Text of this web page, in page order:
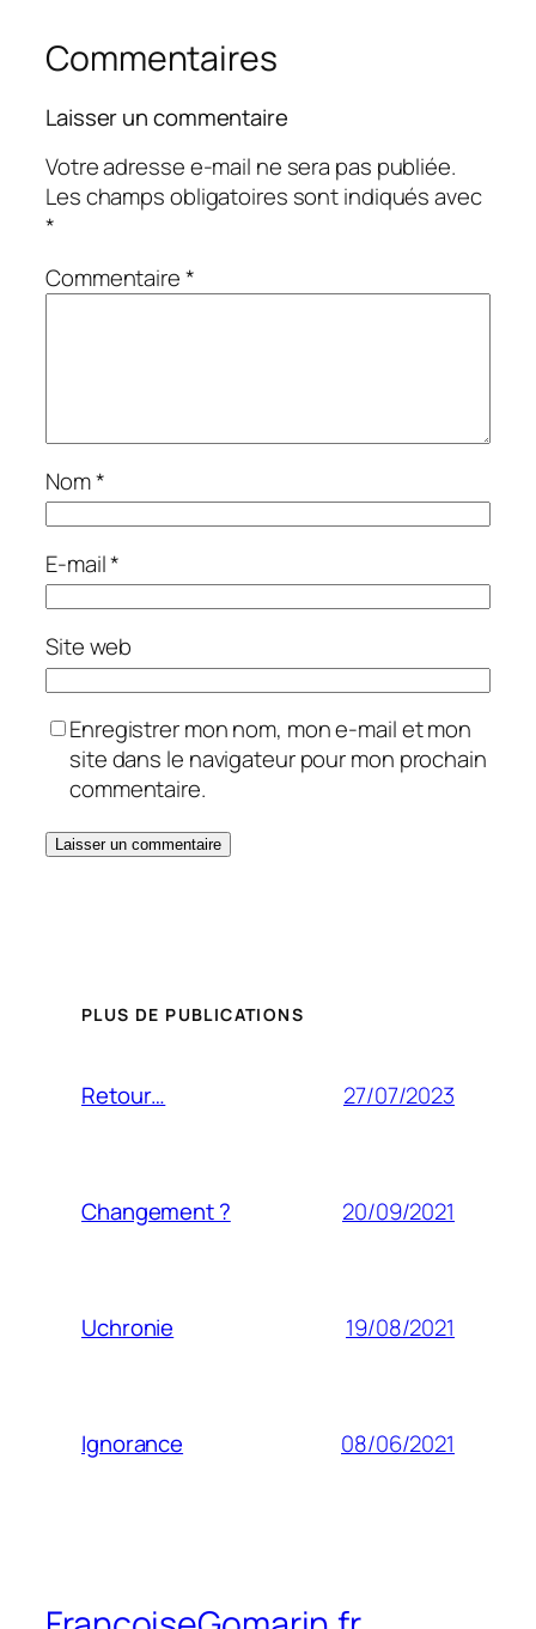
Commentaires
Laisser un commentaire
Votre adresse e-mail ne sera pas publiée.
Les champs obligatoires sont indiqués avec
*
Commentaire*
Nom*
E-mail*
Site web
Enregistrer mon nom, mon e-mail et mon
site dans le navigateur pour mon prochain
commentaire.
PLUS DE PUBLICATIONS
Retour… 27/07/2023
Changement ? 20/09/2021
Uchronie 19/08/2021
Ignorance 08/06/2021